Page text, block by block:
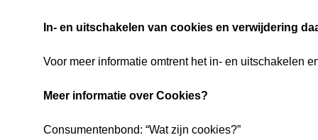
In- en uitschakelen van cookies en verwijdering
Voor meer informatie omtrent het in- en uitschakelen
Meer informatie over Cookies?
Consumentenbond: “Wat zijn cookies?”